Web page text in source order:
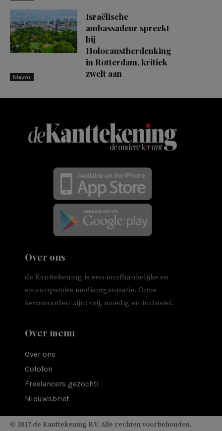
Nieuws
Israëlische
ambassadeur spreekt
bij
Holocaustherdenking
in Rotterdam, kritiek
zwelt aan
Over ons
de Kanttekening is een onafhankelijke en
emancipatoire mediaorganisatie. Onze
kernwaarden zijn: vrij, moedig en inclusief.
Over menu
Over ons
Colofon
Freelancers gezocht!
Nieuwsbrief
© 2017 de Kanttekening B.V. Alle rechten voorbehouden.